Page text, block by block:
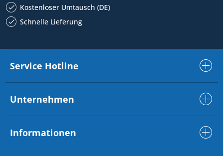
Kostenloser Umtausch (DE)
Schnelle Lieferung
Service Hotline
Unternehmen
Informationen